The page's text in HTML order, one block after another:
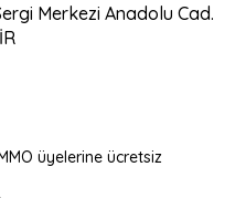
Merkezi Anadolu Cad.
üyelerine ücretsiz